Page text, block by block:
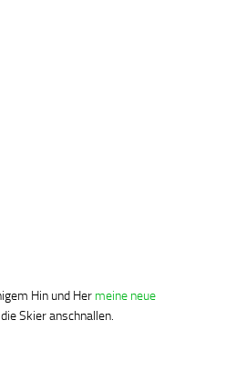
Hin und Her meine neue
Skier anschnallen.